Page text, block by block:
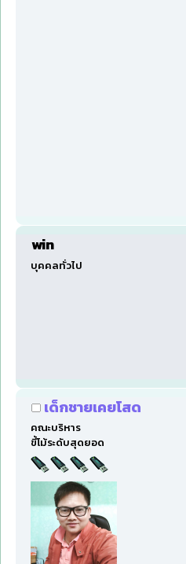
win
บุคคลทั่วไป
เด็กชายเคยโสด
คณะบริหาร
ขี้โม้ระดับสุดยอด